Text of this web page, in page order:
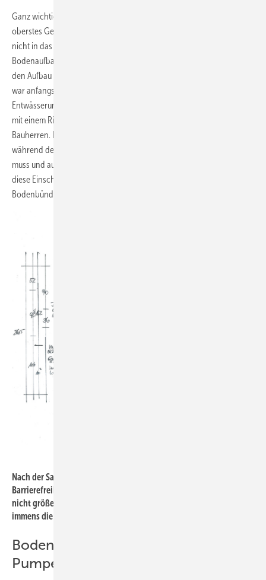
Ganz wichtig bei der Neuplanung: Die Barrierefreiheit der Dusche war
oberstes Gebot. Da sich aus bautechnischen Gründen der Ablauf
nicht in das darunterliegende Geschoss verlegen ließ, der
Bodenaufbau und der möglicherweise zu hoch liegende Ablauf aber
den Aufbau einer bodenbündigen Dusch­zone nicht ermöglichten,
war anfangs guter Rat teuer. Die Lösung bot letztlich ein flaches
Entwässerungsmodul mit Pumpeinheit. Die Variante in Kombination
mit einem Rinnenprofil traf zudem den optischen Anspruch der
Bauherren. Natürlich mussten wir im Vorfeld informieren, dass
während des Duschrituals ein leises Pumpgeräusch akzeptiert werden
muss und auch die Reinigung aufwendiger sein wird. Gerne wurden
diese Einschränkungen in Kauf genommen, damit die
Bodenbündigkeit realisiert werden konnte.
Nach der Sanierung erfüllt der Raum mit Blick auf die
Barrierefreiheit ­immer noch nicht die DIN-Normen, denn er ist ja
nicht größer geworden. Aber er ­ermöglicht und vereinfacht
immens die tägliche Nutzung für alle Bewohner.
Bodeneben dank Duschablauf mit
Pumpeinheit